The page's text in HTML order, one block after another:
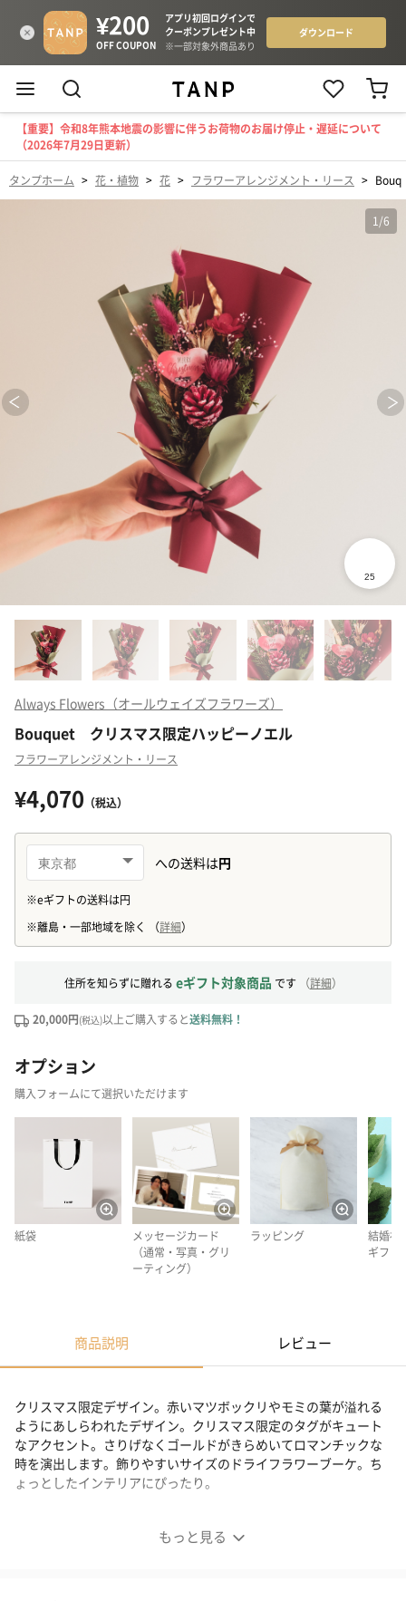
【重要】令和8年熊本地震の影響に伴うお荷物のお届け停止・遅延について
（2026年7月29日更新）
タンプホーム > 花・植物 > 花 > フラワーアレンジメント・リース >
1 /6
Always Flowers（オールウェイズフラワーズ）
Bouquet クリスマス限定ハッピーノエル
フラワーアレンジメント・リース
¥4,070 （税込）
住所を知らずに贈れる eギフト対象商品 です （詳細）
20,000円(税込)以上ご購入すると送料無料！
オプション
購入フォームにて選択いただけます
紙袋
メッセージカード
（通常・写真・グリ
ーティング）
ラッピング
結婚祝
ギフト
商品説明 レビュー
もっと見る
クリスマス限定デザイン。赤いマツボックリやモミの葉が溢れる
ようにあしらわれたデザイン。クリスマス限定のタグがキュート
なアクセント。さりげなくゴールドがきらめいてロマンチックな
時を演出します。飾りやすいサイズのドライフラワーブーケ。ち
ょっとしたインテリアにぴったり。
Bouquet クリスマス限定ハッピーノエル